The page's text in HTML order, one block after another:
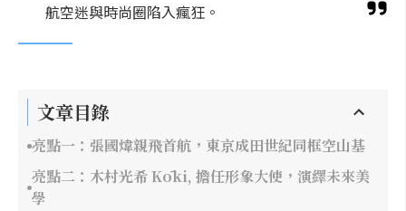
航空迷與時尚圈陷入瘋狂。
文章目錄
亮點一：張國煒親飛首航，東京成田世紀同框空山基
亮點二：木村光希 Kōki, 擔任形象大使，演繹未來美
學